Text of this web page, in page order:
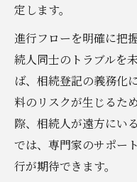
定します。
進行フローを明確に把
続人同士のトラブルを
ば、相続登記の義務化
料のリスクが生じるた
際、相続人が遠方にい
では、専門家のサポー
行が期待できます。